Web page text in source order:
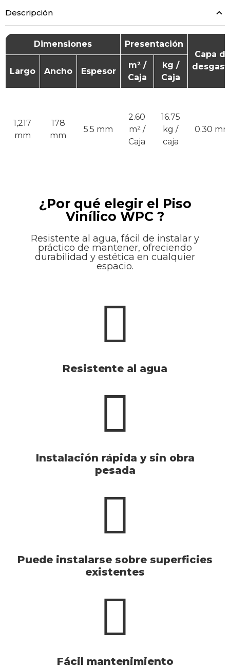
Descripción
Dimensiones
Presentación
Capa
Largo Ancho Espesor
m² /
Caja
kg /
Caja
1,217
mm
178
mm
5.5 mm
2.60
m² /
Caja
16.75
kg /
caja
0.30
¿Por qué elegir el Piso
Vinílico WPC ?
Resistente al agua, fácil de instalar y
práctico de mantener, ofreciendo
durabilidad y estética en cualquier
espacio.
Resistente al agua
Instalación rápida y sin obra
pesada
Puede instalarse sobre superficies
existentes
Fácil mantenimiento